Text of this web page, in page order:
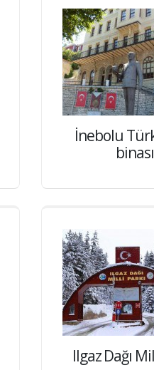
İnebolu
binası
Ilgaz Dağı